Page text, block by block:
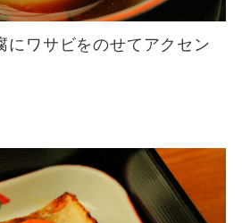
にワサビをのせてアクセン